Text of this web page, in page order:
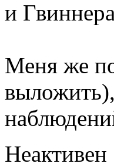
и
Меня же
Неактивен